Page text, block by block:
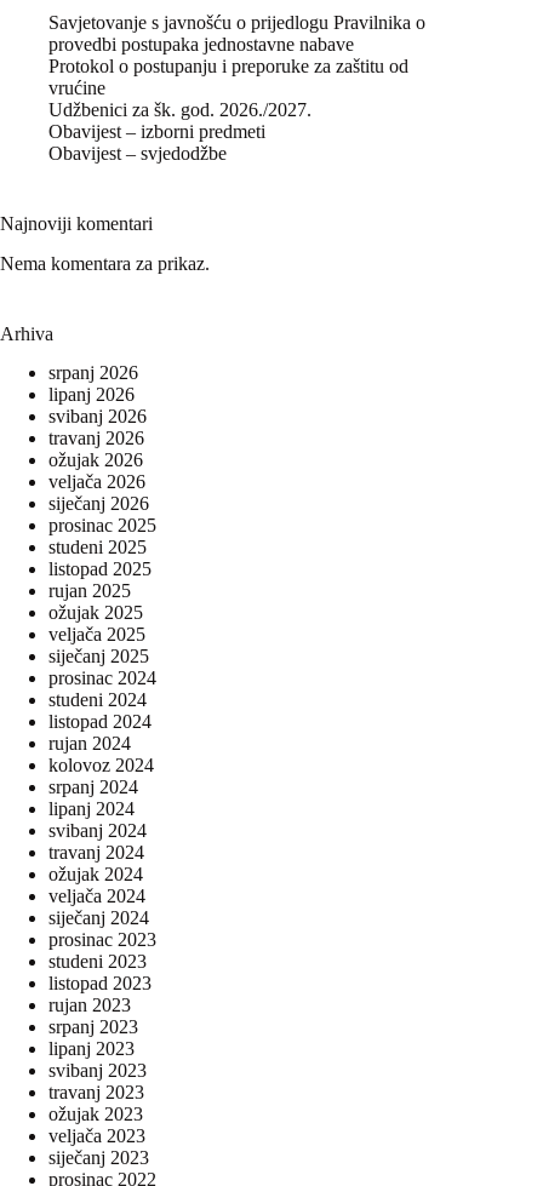
Savjetovanje s javnošću o prijedlogu Pravilnika o
provedbi postupaka jednostavne nabave
Protokol o postupanju i preporuke za zaštitu od
vrućine
Udžbenici za šk. god. 2026./2027.
Obavijest – izborni predmeti
Obavijest – svjedodžbe
Najnoviji komentari
Nema komentara za prikaz.
Arhiva
srpanj 2026
lipanj 2026
svibanj 2026
travanj 2026
ožujak 2026
veljača 2026
siječanj 2026
prosinac 2025
studeni 2025
listopad 2025
rujan 2025
ožujak 2025
veljača 2025
siječanj 2025
prosinac 2024
studeni 2024
listopad 2024
rujan 2024
kolovoz 2024
srpanj 2024
lipanj 2024
svibanj 2024
travanj 2024
ožujak 2024
veljača 2024
siječanj 2024
prosinac 2023
studeni 2023
listopad 2023
rujan 2023
srpanj 2023
lipanj 2023
svibanj 2023
travanj 2023
ožujak 2023
veljača 2023
siječanj 2023
prosinac 2022